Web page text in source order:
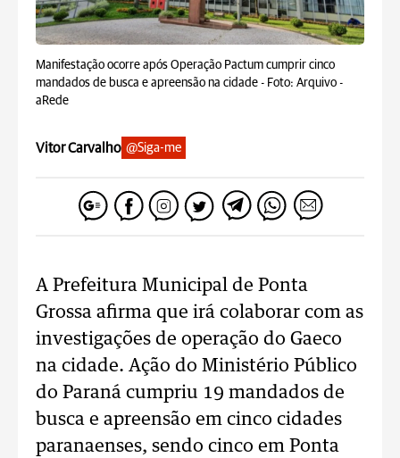
Manifestação ocorre após Operação Pactum cumprir cinco
mandados de busca e apreensão na cidade - Foto: Arquivo -
aRede
Vitor Carvalho @Siga-me
A Prefeitura Municipal de Ponta
Grossa afirma que irá colaborar com as
investigações de operação do Gaeco
na cidade. Ação do Ministério Público
do Paraná cumpriu 19 mandados de
busca e apreensão em cinco cidades
paranaenses, sendo cinco em Ponta